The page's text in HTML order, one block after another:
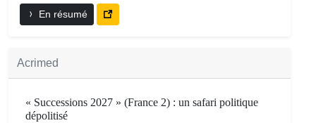
En résumé
Acrimed
« Successions 2027 » (France 2) : un safari politique
dépolitisé